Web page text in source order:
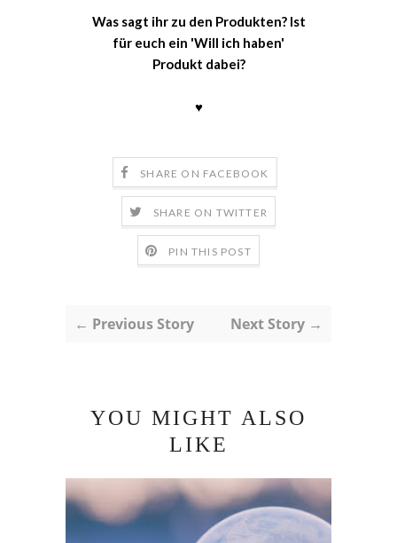
Was sagt ihr zu den Produkten? Ist
für euch ein 'Will ich haben'
Produkt dabei?
♥
SHARE ON FACEBOOK
SHARE ON TWITTER
PIN THIS POST
← Previous Story Next Story →
YOU MIGHT ALSO
LIKE